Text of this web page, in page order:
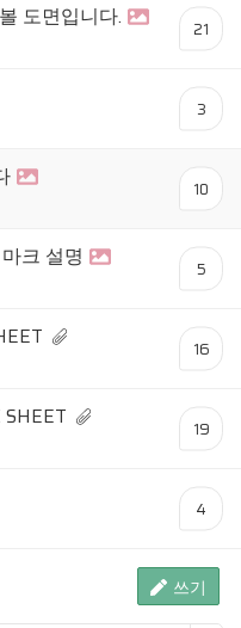
도면입니다. 21
3
10
크 설명 5
16
19
4
쓰기